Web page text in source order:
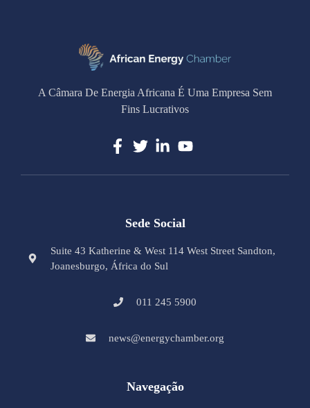
A Câmara De Energia Africana É Uma Empresa Sem
Fins Lucrativos
Sede Social
Suite 43 Katherine & West 114 West Street Sandton,
Joanesburgo, África do Sul
011 245 5900
news@energychamber.org
Navegação